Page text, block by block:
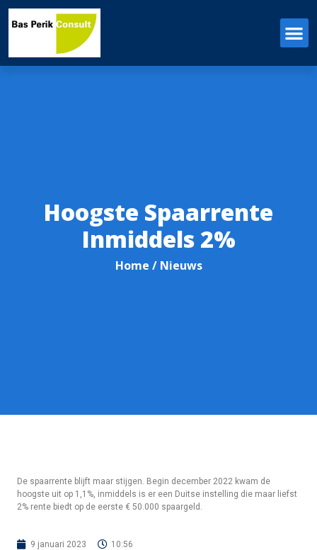
Hoogste Spaarrente
Inmiddels 2%
Home / Nieuws
De spaarrente blijft maar stijgen. Begin december 2022 kwam de
hoogste uit op 1,1%, inmiddels is er een Duitse instelling die maar liefst
2% rente biedt op de eerste € 50.000 spaargeld.
9 januari 2023 10:56